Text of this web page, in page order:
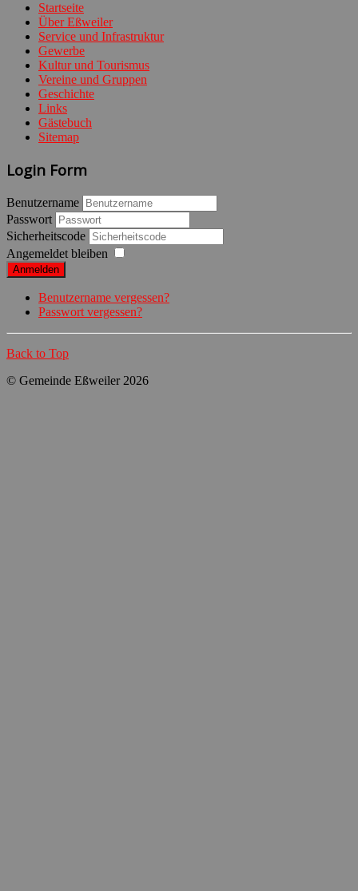
Startseite
Über Eßweiler
Service und Infrastruktur
Gewerbe
Kultur und Tourismus
Vereine und Gruppen
Geschichte
Links
Gästebuch
Sitemap
Login Form
Benutzername
Passwort
Sicherheitscode
Angemeldet bleiben
Anmelden
Benutzername vergessen?
Passwort vergessen?
Back to Top
© Gemeinde Eßweiler 2026